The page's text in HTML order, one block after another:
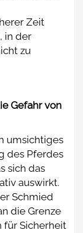
Zeit
in der
zu
Gefahr von
umsichtiges
des Pferdes
sich das
auswirkt.
Schmied
die Grenze
für Sicherheit